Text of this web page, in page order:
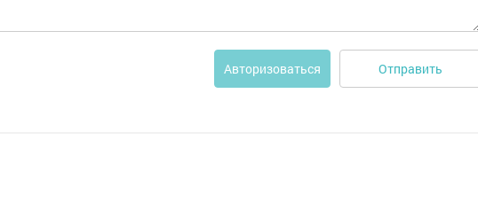
Авторизоваться Отправить